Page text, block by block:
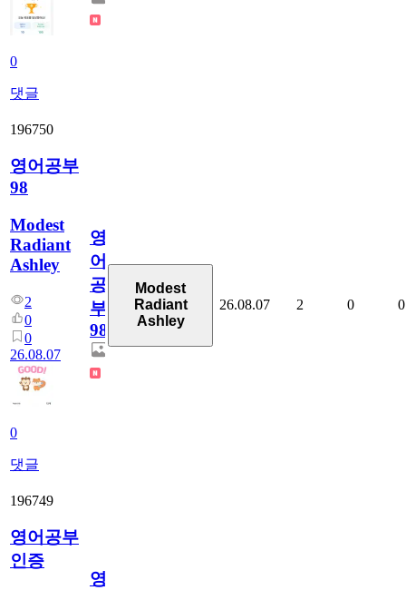
0
댓글
196750
영어공부
98
Modest
Radiant
Ashley
2
0
0
26.08.07
0
댓글
영
어
공
부
98
Modest
Radiant
Ashley
26.08.07 2 0 0
196749
영어공부
인증
영